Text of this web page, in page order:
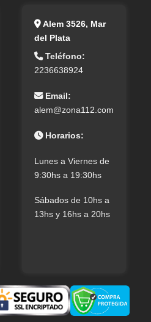
Alem 3526, Mar
del Plata
Teléfono:
2236638924
Email:
alem@zona112.com
Horarios:
Lunes a Viernes de
9:30hs a 19:30hs
Sábados de 10hs a
13hs y 16hs a 20hs